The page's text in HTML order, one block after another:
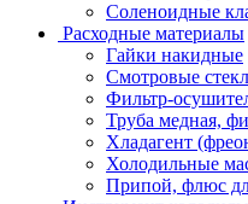
Соленоидные
Расходные материалы
Гайки накидные
Смотровые
Фильтр-
Труба медная,
Хладагент
Холодильные
Припой, флюс